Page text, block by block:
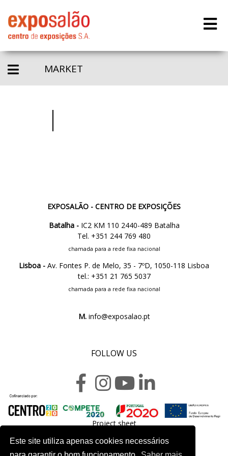
Este site utiliza apenas cookies necessários
MARKET
EXPOSALÃO - CENTRO DE EXPOSIÇÕES
Batalha -IC2 KM 110 2440-489 Batalha
Tel. +351 244 769 480
chamada para a rede fixa nacional
Lisboa - Av. Fontes P. de Melo, 35 - 7ºD, 1050-118 Lisboa
tel.: +351 21 765 5037
chamada para a rede fixa nacional
M.info@exposalao.pt
FOLLOW US
Project sheet